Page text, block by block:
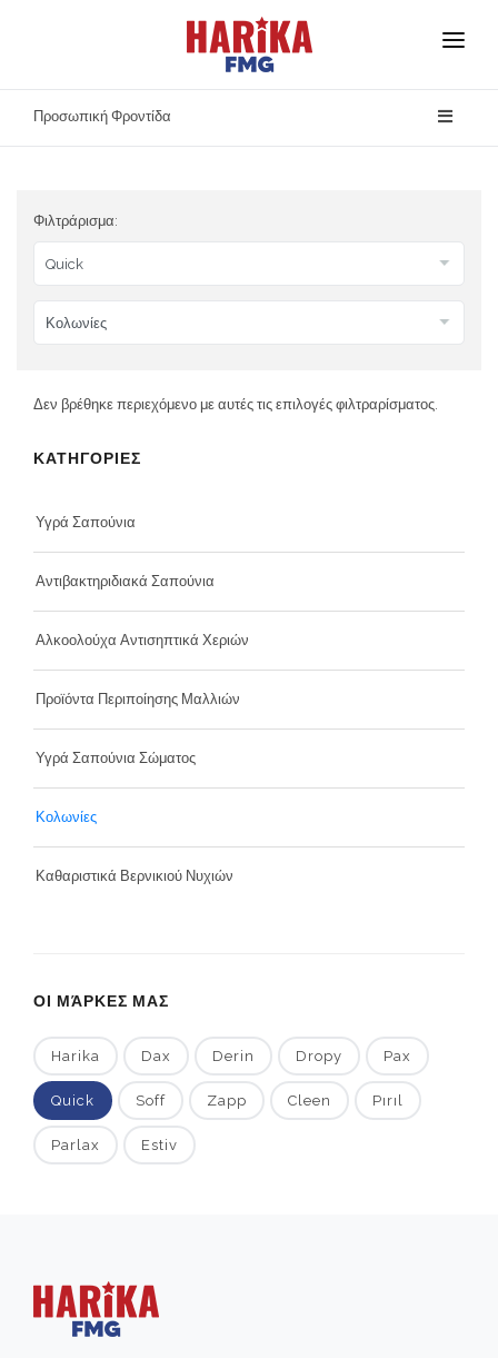
Αρχική
Ασφάλεια Προϊόντων
Επικοινωνία
Προσωπική Φροντίδα
Φιλτράρισμα:
Δεν βρέθηκε περιεχόμενο με αυτές τις επιλογές φιλτραρίσματος.
ΚΑΤΗΓΟΡΙΕΣ
Υγρά Σαπούνια
Αντιβακτηριδιακά Σαπούνια
Αλκοολούχα Αντισηπτικά Χεριών
Προϊόντα Περιποίησης Μαλλιών
Υγρά Σαπούνια Σώματος
Κολωνίες
Καθαριστικά Βερνικιού Νυχιών
ΟΙ ΜΆΡΚΕΣ ΜΑΣ
Harika Dax Derin Dropy Pax
Quick Soff Zapp Cleen Pırıl
Parlax Estiv